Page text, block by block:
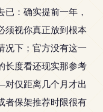
：确实提前一年，
须视你真正放到根本
况下；官方没有这一
长度看还现实那参考
仅距离几个月才出
者保架推荐时限很有